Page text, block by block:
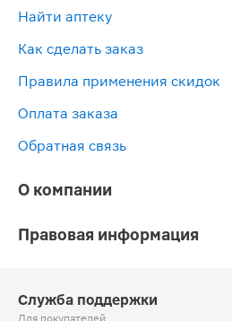
Найти аптеку
Как сделать заказ
Правила применения скидок
Оплата заказа
Обратная связь
О компании
Правовая информация
Служба поддержки
Для покупателей